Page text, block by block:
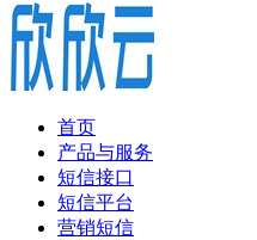
首页
产品与服务
短信接口
短信平台
营销短信